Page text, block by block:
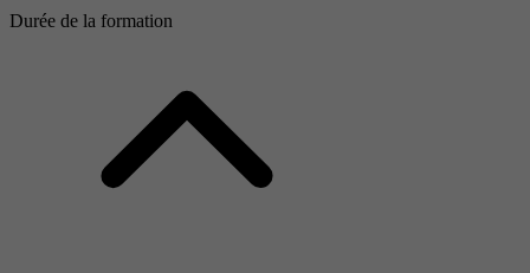
Durée de la formation